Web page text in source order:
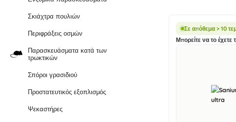
Σκιάχτρα πουλιών
Περιφράξεις οσμών
Παρασκευάσματα κατά των
τρωκτικών
Σπόροι γρασιδιού
Προστατευτικός εξοπλισμός
Ψεκαστήρες
Σε απόθεμα > 10
Μπορείτε να το έχετε